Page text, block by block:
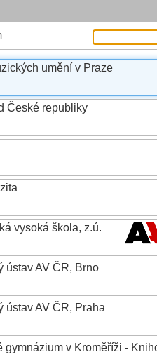
umění v Praze
České republiky
vysoká škola, z.ú.
ústav AV ČR, Brno
ústav AV ČR, Praha
gymnázium v Kroměříži -